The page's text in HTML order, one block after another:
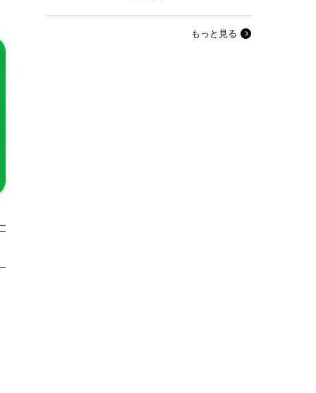
もっと見る